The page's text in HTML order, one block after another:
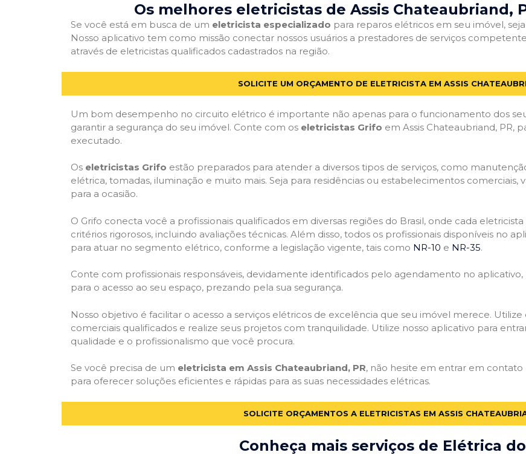
Os melhores eletricistas de Assis Chateaubriand,
Se você está em busca de um eletricista especializado para reparos elétricos em seu imóvel,
Nosso aplicativo tem como missão conectar nossos usuários a prestadores de serviços
através de eletricistas qualificados cadastrados na região.
SOLICITE UM ORÇAMENTO DE ELETRICISTA EM ASSIS
Um bom desempenho no circuito elétrico é importante não apenas para o funcionamento dos
garantir a segurança do seu imóvel. Conte com os eletricistas Grifo em Assis Chateaubriand, PR,
executado.
Os eletricistas Grifo estão preparados para atender a diversos tipos de serviços, como
elétrica, tomadas, iluminação e muito mais. Seja para residências ou estabelecimentos
para a ocasião.
O Grifo conecta você a profissionais qualificados em diversas regiões do Brasil, onde cada
critérios rigorosos, incluindo avaliações técnicas. Além disso, todos os profissionais disponíveis no
para atuar no segmento elétrico, conforme a legislação vigente, tais como NR-10 e NR-35.
Conte com profissionais responsáveis, devidamente identificados pelo agendamento no
para o acesso ao seu espaço, prezando pela sua segurança.
Nosso objetivo é facilitar o acesso a serviços elétricos de excelência que seu imóvel merece.
comerciais qualificados e realize seus projetos com tranquilidade. Utilize nosso aplicativo para
qualidade e o profissionalismo que você procura.
Se você precisa de um eletricista em Assis Chateaubriand, PR, não hesite em entrar em contato
para oferecer soluções eficientes e rápidas para as suas necessidades elétricas.
SOLICITE ORÇAMENTOS A ELETRICISTAS EM ASSIS
Conheça mais serviços de Elétrica